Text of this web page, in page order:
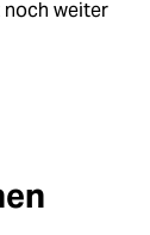
noch weiter